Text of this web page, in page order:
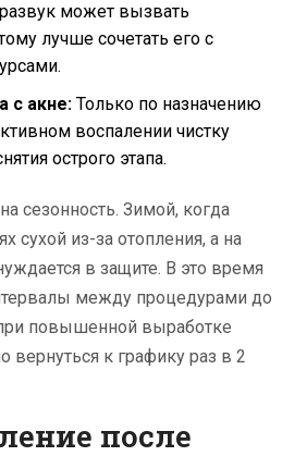
может вызвать
лучше сочетать его с
с акне: Только по назначению
воспалении чистку
острого этапа.
сезонность. Зимой, когда
сухой из-за отопления, а на
в защите. В это время
между процедурами до
повышенной выработке
вернуться к графику раз в 2
после